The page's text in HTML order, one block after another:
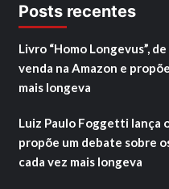
Posts recentes
Livro “Homo Longevus”,
venda na Amazon e
mais longeva
Luiz Paulo Foggetti lança
propõe um debate sobre
cada vez mais longeva